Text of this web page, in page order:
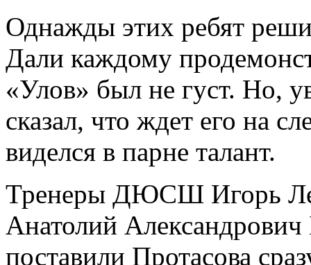
Однажды этих ребят
Дали каждому
«Улов» был не густ. Но,
сказал, что ждет его на
виделся в парне талант.
Тренеры ДЮСШ Игорь
Анатолий
поставили Протасова